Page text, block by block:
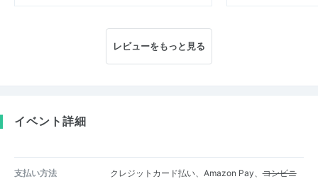
レビューをもっと見る
イベント詳細
支払い方法 クレジットカード払い、Amazon Pay、コンビニ